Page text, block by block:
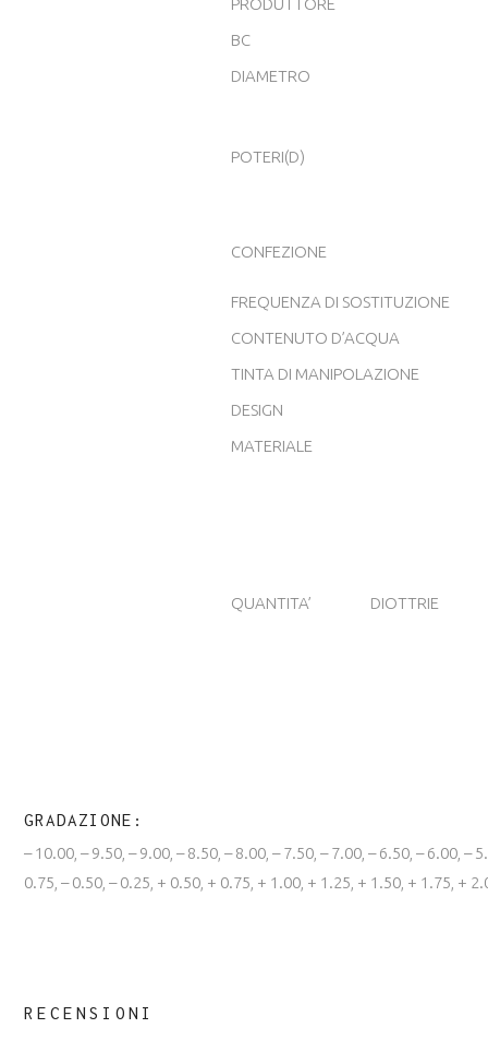
PRODUTTORE
BC
DIAMETRO
POTERI(D)
CONFEZIONE
FREQUENZA DI SOSTITUZIONE
CONTENUTO D’ACQUA
TINTA DI MANIPOLAZIONE
DESIGN
MATERIALE
QUANTITA’ DIOTTRIE
GRADAZIONE
– 10.00, – 9.50, – 9.00, – 8.50, – 8.00, – 7.50, – 7.00, – 6.50, – 6.00, –
0.75, – 0.50, – 0.25, + 0.50, + 0.75, + 1.00, + 1.25, + 1.50, + 1.75, +
RECENSIONI